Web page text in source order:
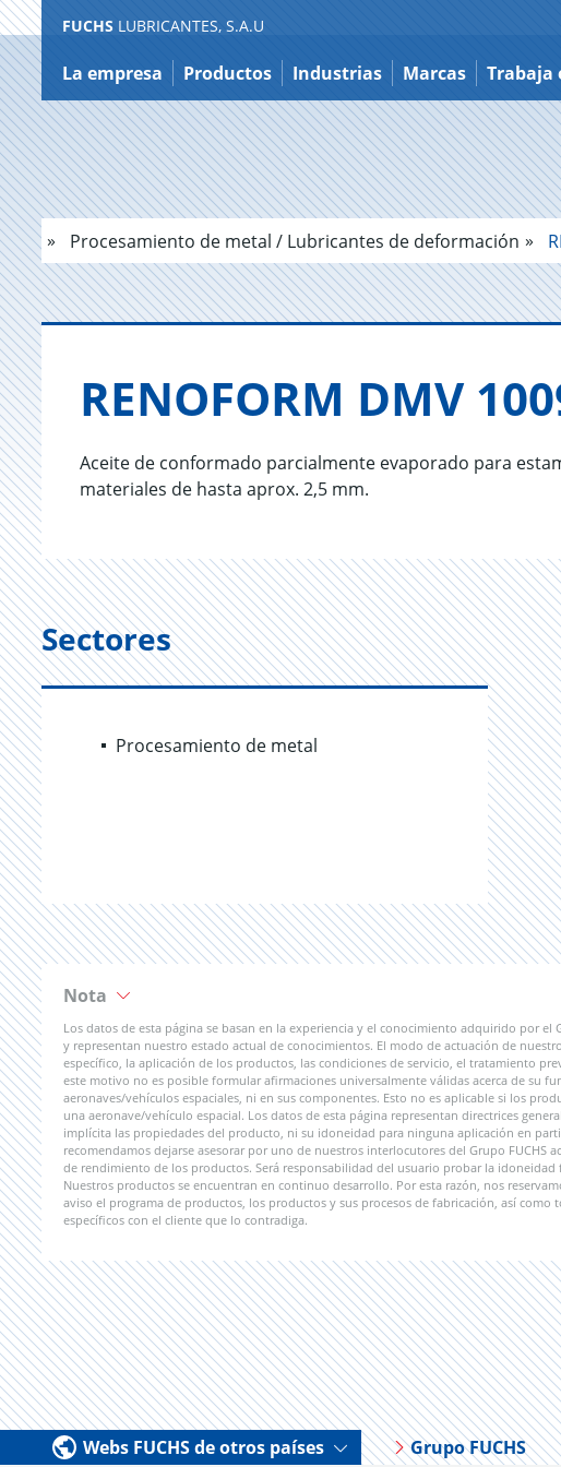
Ir
a
contenido
FUCHS LUBRICANTES, S.A.U
La empresa Productos Industrias Marcas Trabaja
Procesamiento de metal / Lubricantes de deformación
RE­NO­FORM DMV
Aceite de conformado parcialmente evaporado para
materiales de hasta aprox. 2,5 mm.
Sectores
Procesamiento de metal
Nota
Los datos de esta página se basan en la experiencia y el conocimiento adquirido por
y representan nuestro estado actual de conocimientos. El modo de actuación de
específico, la aplicación de los productos, las condiciones de servicio, el tratamiento
este motivo no es posible formular afirmaciones universalmente válidas acerca de su
aeronaves/vehículos espaciales, ni en sus componentes. Esto no es aplicable si los
una aeronave/vehículo espacial. Los datos de esta página representan directrices
implícita las propiedades del producto, ni su idoneidad para ninguna aplicación en
recomendamos dejarse asesorar por uno de nuestros interlocutores del Grupo FUCHS
de rendimiento de los productos. Será responsabilidad del usuario probar la
Nuestros productos se encuentran en continuo desarrollo. Por esta razón, nos
aviso el programa de productos, los productos y sus procesos de fabricación, así
específicos con el cliente que lo contradiga.
Webs FUCHS de otros países Grupo FUCHS